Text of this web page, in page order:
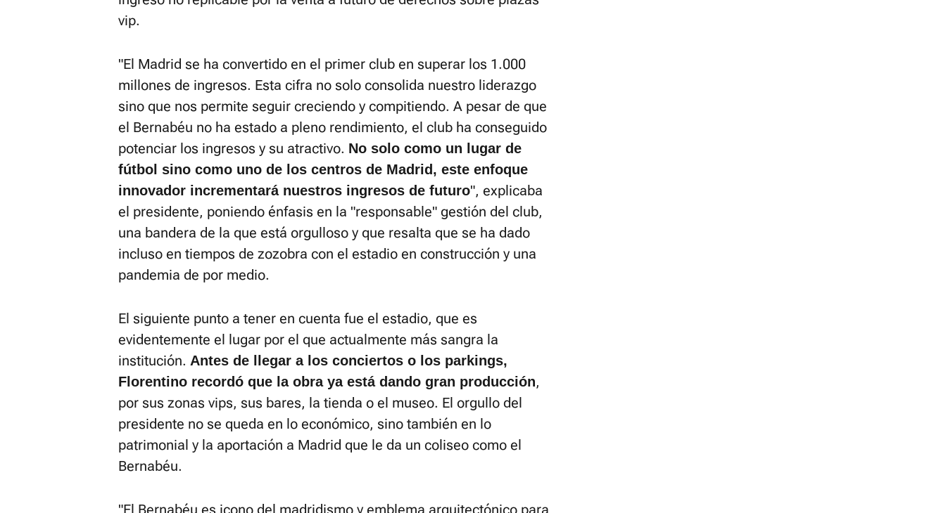
vip.
"El Madrid se ha convertido en el primer club en superar los 1.000
millones de ingresos. Esta cifra no solo consolida nuestro liderazgo
sino que nos permite seguir creciendo y compitiendo. A pesar de que
el Bernabéu no ha estado a pleno rendimiento, el club ha conseguido
potenciar los ingresos y su atractivo. No solo como un lugar de
fútbol sino como uno de los centros de Madrid, este enfoque
innovador incrementará nuestros ingresos de futuro", explicaba
el presidente, poniendo énfasis en la "responsable" gestión del club,
una bandera de la que está orgulloso y que resalta que se ha dado
incluso en tiempos de zozobra con el estadio en construcción y una
pandemia de por medio.
El siguiente punto a tener en cuenta fue el estadio, que es
evidentemente el lugar por el que actualmente más sangra la
institución. Antes de llegar a los conciertos o los parkings,
Florentino recordó que la obra ya está dando gran producción,
por sus zonas vips, sus bares, la tienda o el museo. El orgullo del
presidente no se queda en lo económico, sino también en lo
patrimonial y la aportación a Madrid que le da un coliseo como el
Bernabéu.
"El Bernabéu es icono del madridismo y emblema arquitectónico para